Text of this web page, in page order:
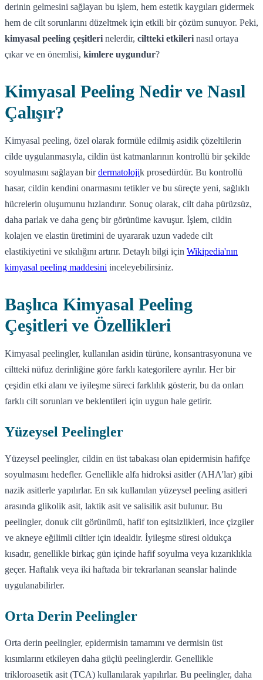
derinin gelmesini sağlayan bu işlem, hem estetik kaygıları gidermek
hem de cilt sorunlarını düzeltmek için etkili bir çözüm sunuyor. Peki,
kimyasal peeling çeşitleri nelerdir, ciltteki etkileri nasıl ortaya
çıkar ve en önemlisi, kimlere uygundur?
Kimyasal Peeling Nedir ve Nasıl
Çalışır?
Kimyasal peeling, özel olarak formüle edilmiş asidik çözeltilerin
cilde uygulanmasıyla, cildin üst katmanlarının kontrollü bir şekilde
soyulmasını sağlayan birdermatolojik prosedürdür. Bu kontrollü
hasar, cildin kendini onarmasını tetikler ve bu süreçte yeni, sağlıklı
hücrelerin oluşumunu hızlandırır. Sonuç olarak, cilt daha pürüzsüz,
daha parlak ve daha genç bir görünüme kavuşur. İşlem, cildin
kolajen ve elastin üretimini de uyararak uzun vadede cilt
elastikiyetini ve sıkılığını artırır. Detaylı bilgi için Wikipedia'nın
kimyasal peeling maddesini inceleyebilirsiniz.
Başlıca Kimyasal Peeling
Çeşitleri ve Özellikleri
Kimyasal peelingler, kullanılan asidin türüne, konsantrasyonuna ve
ciltteki nüfuz derinliğine göre farklı kategorilere ayrılır. Her bir
çeşidin etki alanı ve iyileşme süreci farklılık gösterir, bu da onları
farklı cilt sorunları ve beklentileri için uygun hale getirir.
Yüzeysel Peelingler
Yüzeysel peelingler, cildin en üst tabakası olan epidermisin hafifçe
soyulmasını hedefler. Genellikle alfa hidroksi asitler (AHA'lar) gibi
nazik asitlerle yapılırlar. En sık kullanılan yüzeysel peeling asitleri
arasında glikolik asit, laktik asit ve salisilik asit bulunur. Bu
peelingler, donuk cilt görünümü, hafif ton eşitsizlikleri, ince çizgiler
ve akneye eğilimli ciltler için idealdir. İyileşme süresi oldukça
kısadır, genellikle birkaç gün içinde hafif soyulma veya kızarıklıkla
geçer. Haftalık veya iki haftada bir tekrarlanan seanslar halinde
uygulanabilirler.
Orta Derin Peelingler
Orta derin peelingler, epidermisin tamamını ve dermisin üst
kısımlarını etkileyen daha güçlü peelinglerdir. Genellikle
trikloroasetik asit (TCA) kullanılarak yapılırlar. Bu peelingler, daha